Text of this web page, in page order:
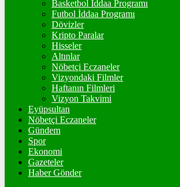
%2,43
BİTCOİN
฿%1
ETHEREUM
%1.3
TETHER
47.68
$%0
Basketbol İddaa Programı
Futbol İddaa Programı
Dövizler
Kripto Paralar
Hisseler
Altınlar
Nöbetçi Eczaneler
Vizyondaki Filmler
Haftanın Filmleri
Vizyon Takvimi
Eyüpsultan
Nöbetçi Eczaneler
Gündem
Spor
Ekonomi
Gazeteler
Haber Gönder
20:37 / CHP EYÜPSULTAN İLÇE